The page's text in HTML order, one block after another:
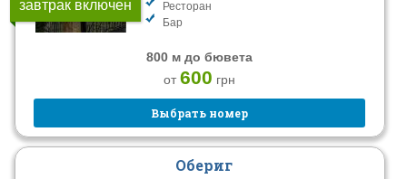
завтрак включен
Ресторан
Бар
800 м до бювета
от600 грн
Выбрать номер
Обериг